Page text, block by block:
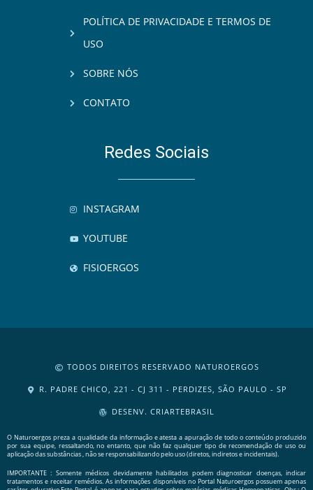
POLÍTICA DE PRIVACIDADE E TERMOS DE
USO
SOBRE NÓS
CONTATO
Redes Sociais
INSTAGRAM
YOUTUBE
FISIOERGOS
TODOS DIREITOS RESERVADO NATUROERGOS
R. PADRE CHICO, 221 - CJ 311 - PERDIZES, SÃO PAULO - SP
DESENV. CRIARTEBRASIL
O Naturoergos preza a qualidade da informação e atesta a apuração de todo o conteúdo produzido
por sua equipe, ressaltando, no entanto, que não faz qualquer tipo de recomendação de uso ou
aplicação das substâncias , não se responsabilizando pelo uso (diretos, indiretos e incidentais).
IMPORTANTE : Somente médicos devidamente habilitados podem diagnosticar doenças, indicar
tratamentos e receitar remédios. As informações disponíveis no Portal Naturoergos possuem apenas